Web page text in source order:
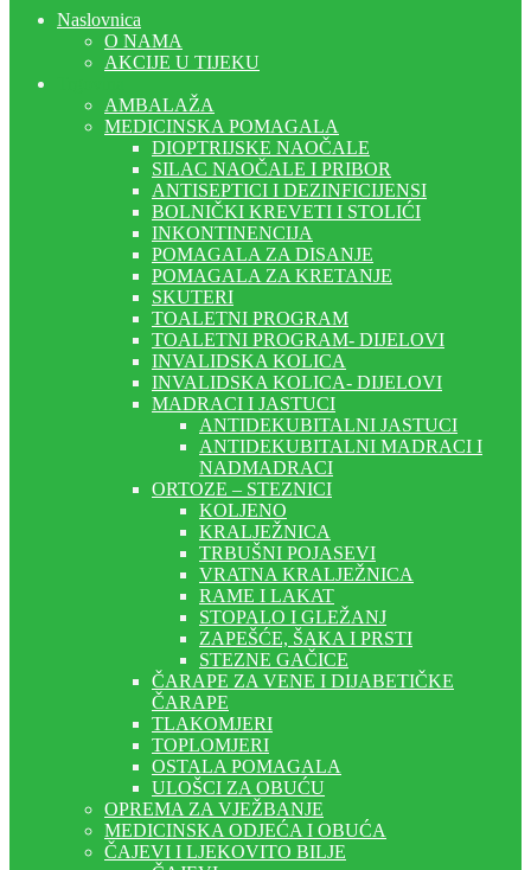
Naslovnica
O NAMA
AKCIJE U TIJEKU
AMBALAŽA
MEDICINSKA POMAGALA
DIOPTRIJSKE NAOČALE
SILAC NAOČALE I PRIBOR
ANTISEPTICI I DEZINFICIJENSI
BOLNIČKI KREVETI I STOLIĆI
INKONTINENCIJA
POMAGALA ZA DISANJE
POMAGALA ZA KRETANJE
SKUTERI
TOALETNI PROGRAM
TOALETNI PROGRAM- DIJELOVI
INVALIDSKA KOLICA
INVALIDSKA KOLICA- DIJELOVI
MADRACI I JASTUCI
ANTIDEKUBITALNI JASTUCI
ANTIDEKUBITALNI MADRACI I
NADMADRACI
ORTOZE – STEZNICI
KOLJENO
KRALJEŽNICA
TRBUŠNI POJASEVI
VRATNA KRALJEŽNICA
RAME I LAKAT
STOPALO I GLEŽANJ
ZAPEŠĆE, ŠAKA I PRSTI
STEZNE GAČICE
ČARAPE ZA VENE I DIJABETIČKE
ČARAPE
TLAKOMJERI
TOPLOMJERI
OSTALA POMAGALA
ULOŠCI ZA OBUĆU
OPREMA ZA VJEŽBANJE
MEDICINSKA ODJEĆA I OBUĆA
ČAJEVI I LJEKOVITO BILJE